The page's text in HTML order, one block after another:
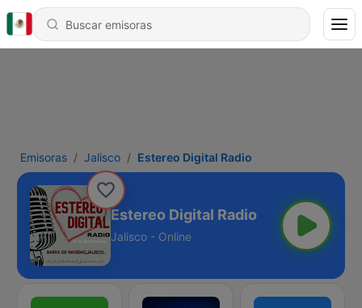
Emisoras Jalisco Estereo Digital Radio
Estereo Digital Radio
Jalisco - Online